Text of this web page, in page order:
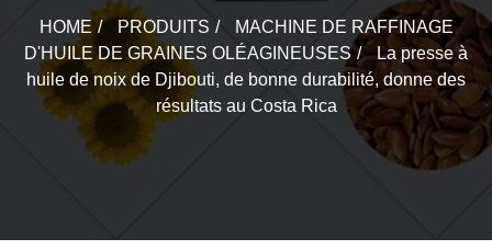
HOME PRODUITS
MACHINE DE RAFFINAGE
D'HUILE DE GRAINES OLÉAGINEUSES
La presse à
huile de noix de Djibouti, de bonne durabilité, donne des
résultats au Costa Rica